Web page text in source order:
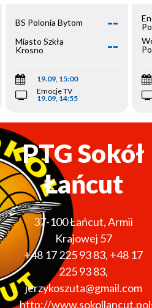
BS Polonia Bytom --
Miasto Szkła
Krosno
--
19.09, 15:00
Emocje TV
19.09, 14:55
PTG Sokół
Łańcut
37-100Łańcut,Armii
Krajowej 57
+48 17 225 93 83, +48 17
225 93 83,
jerzykoszuta@gmail.com
http://